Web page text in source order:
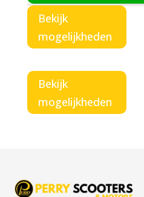
Bekijk
mogelijkheden
Bekijk
mogelijkheden